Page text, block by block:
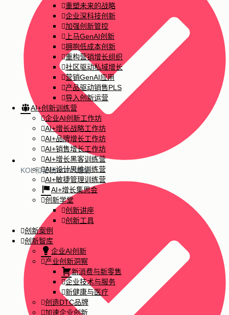
重塑未来的战略
企业深科技创新
加强创新管控
上马GenAI创新
拥抱低成本创新
重构营销增长组织
社区驱动私域增长
营销GenAI应用
产品驱动销售PLS
导入创新运营
AI+创新训练营
企业AI创新工作坊
AI+增长战略工作坊
AI+品牌增长工作坊
AI+销售增长工作坊
AI+增长黑客训练营
AI+设计思维训练营
AI+敏捷管理训练营
AI+增长集思会
创新学堂
创新讲座
创新工具
创新案例
创新智库
企业AI创新
产业创新洞察
新消费与新零售
企业技术与服务
新健康与医疗
创造DTC品牌
加速企业创新
KOL和营销ROAS走低